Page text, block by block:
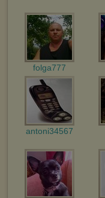
folga777
antoni34567